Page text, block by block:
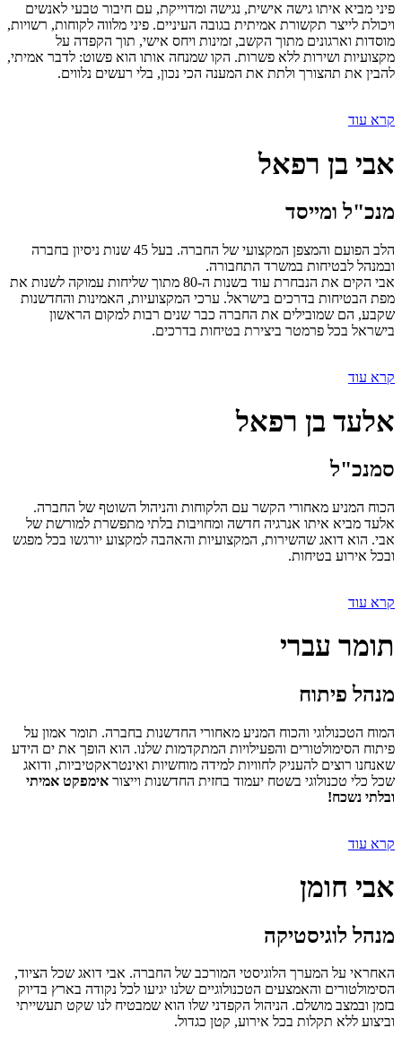
פיני מביא איתו גישה אישית, נגישה ומדוייקת, עם חיבור טבעי לאנשים
ויכולת לייצר תקשורת אמיתית בגובה העיניים. פיני מלווה לקוחות, רשויות,
מוסדות וארגונים מתוך הקשב, זמינות ויחס אישי, תוך הקפדה על
מקצועיות ושירות ללא פשרות. הקו שמנחה אותו הוא פשוט: לדבר אמיתי,
להבין את תהצורך ולתת את המענה הכי נכון, בלי רעשים נלווים.
קרא עוד
אבי בן רפאל
מנכ"ל ומייסד
הלב הפועם והמצפן המקצועי של החברה. בעל 45 שנות ניסיון בחברה
ובמנהל לבטיחות במשרד התחבורה.
אבי הקים את הנבחרת עוד בשנות ה-80 מתוך שליחות עמוקה לשנות את
מפת הבטיחות בדרכים בישראל. ערכי המקצועיות, האמינות והחדשנות
שקבע, הם שמובילים את החברה כבר שנים רבות למקום הראשון
בישראל בכל פרמטר ביצירת בטיחות בדרכים.
קרא עוד
אלעד בן רפאל
סמנכ"ל
הכוח המניע מאחורי הקשר עם הלקוחות והניהול השוטף של החברה.
אלעד מביא איתו אנרגיה חדשה ומחויבות בלתי מתפשרת למורשת של
אבי. הוא דואג שהשירות, המקצועיות והאהבה למקצוע יורגשו בכל מפגש
ובכל אירוע בטיחות.
קרא עוד
תומר עברי
מנהל פיתוח
המוח הטכנולוגי והכוח המניע מאחורי החדשנות בחברה. תומר אמון על
פיתוח הסימולטורים והפעילויות המתקדמות שלנו. הוא הופך את ים הידע
שאנחנו רוצים להעניק לחוויות למידה מוחשיות ואינטראקטיביות, ודואג
שכל כלי טכנולוגי בשטח יעמוד בחזית החדשנות וייצור אימפקט אמיתי
ובלתי נשכח!
קרא עוד
אבי חומן
מנהל לוגיסטיקה
האחראי על המערך הלוגיסטי המורכב של החברה. אבי דואג שכל הציוד,
הסימולטורים והאמצעים הטכנולוגיים שלנו יגיעו לכל נקודה בארץ בדיוק
בזמן ובמצב מושלם. הניהול הקפדני שלו הוא שמבטיח לנו שקט תעשייתי
וביצוע ללא תקלות בכל אירוע, קטן כגדול.